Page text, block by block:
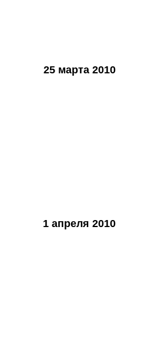
25 марта 2010
1 апреля 2010